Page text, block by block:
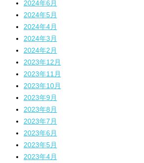
2024年6月
2024年5月
2024年4月
2024年3月
2024年2月
2023年12月
2023年11月
2023年10月
2023年9月
2023年8月
2023年7月
2023年6月
2023年5月
2023年4月